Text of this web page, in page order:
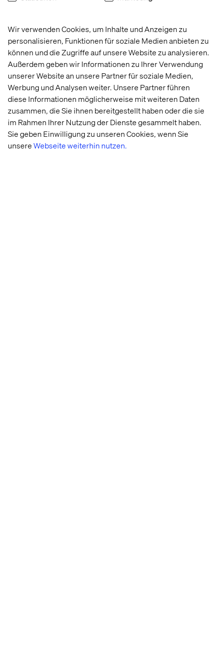
Wir verwenden Cookies, um Inhalte und Anzeigen zu
personalisieren, Funktionen für soziale Medien anbieten zu
können und die Zugriffe auf unsere Website zu analysieren.
Außerdem geben wir Informationen zu Ihrer Verwendung
unserer Website an unsere Partner für soziale Medien,
Werbung und Analysen weiter. Unsere Partner führen
diese Informationen möglicherweise mit weiteren Daten
zusammen, die Sie ihnen bereitgestellt haben oder die sie
im Rahmen Ihrer Nutzung der Dienste gesammelt haben.
Sie geben Einwilligung zu unseren Cookies, wenn Sie
unsereWebseite weiterhin nutzen.
entwickelt Valtech innovative digitale Lösungen und
realisiert neue Geschäftsmodelle sowie
Markenerlebnisse entlang der gesamten
Wertschöpfungskette. Ob komplexe Replatforming-
Projekte, E-Commerce-Plattformen, mobile
Anwendungen oder digitale Services rund um das
vernetzte Fahrzeug: Valtech steuert und verantwortet
mit einem End-to-End-Ansatz auch komplexe
Digitalisierungsprojekte.
Das auf den Kunden abgestimmte Zusammenspiel aus
Design, Anwendungsentwicklung und Backend-
Integration ist die DNA des Unternehmens. Das